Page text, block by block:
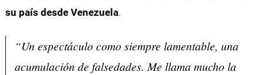
su país desde Venezuela.
“Un espectáculo como siempre lamentable, una
acumulación de falsedades. Me llama mucho la